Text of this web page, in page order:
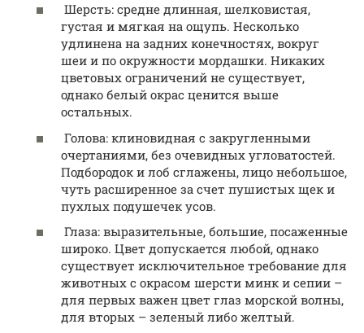
Шерсть: средне длинная, шелковистая,
густая и мягкая на ощупь. Несколько
удлинена на задних конечностях, вокруг
шеи и по окружности мордашки. Никаких
цветовых ограничений не существует,
однако белый окрас ценится выше
остальных.
Голова: клиновидная с закругленными
очертаниями, без очевидных угловатостей.
Подбородок и лоб сглажены, лицо небольшое,
чуть расширенное за счет пушистых щек и
пухлых подушечек усов.
Глаза: выразительные, большие, посаженные
широко. Цвет допускается любой, однако
существует исключительное требование для
животных с окрасом шерсти минк и сепии –
для первых важен цвет глаз морской волны,
для вторых – зеленый либо желтый.